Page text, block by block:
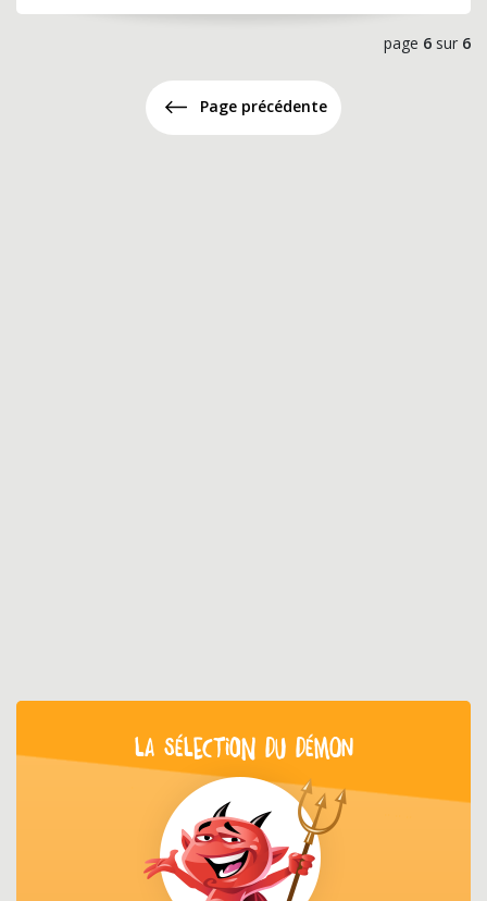
page 6 sur 6
Page précédente
LA SÉLECTION DU DÉMON